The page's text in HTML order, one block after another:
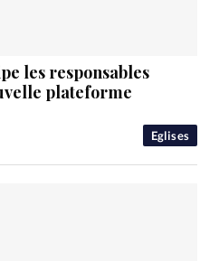
Eglises
les responsables
plateforme